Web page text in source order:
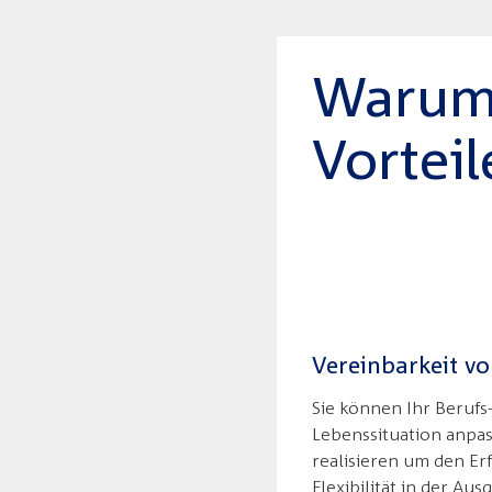
Vereinbarkeit
Sie können Ihr
Lebenssituation
realisieren um den
Flexibilität in der